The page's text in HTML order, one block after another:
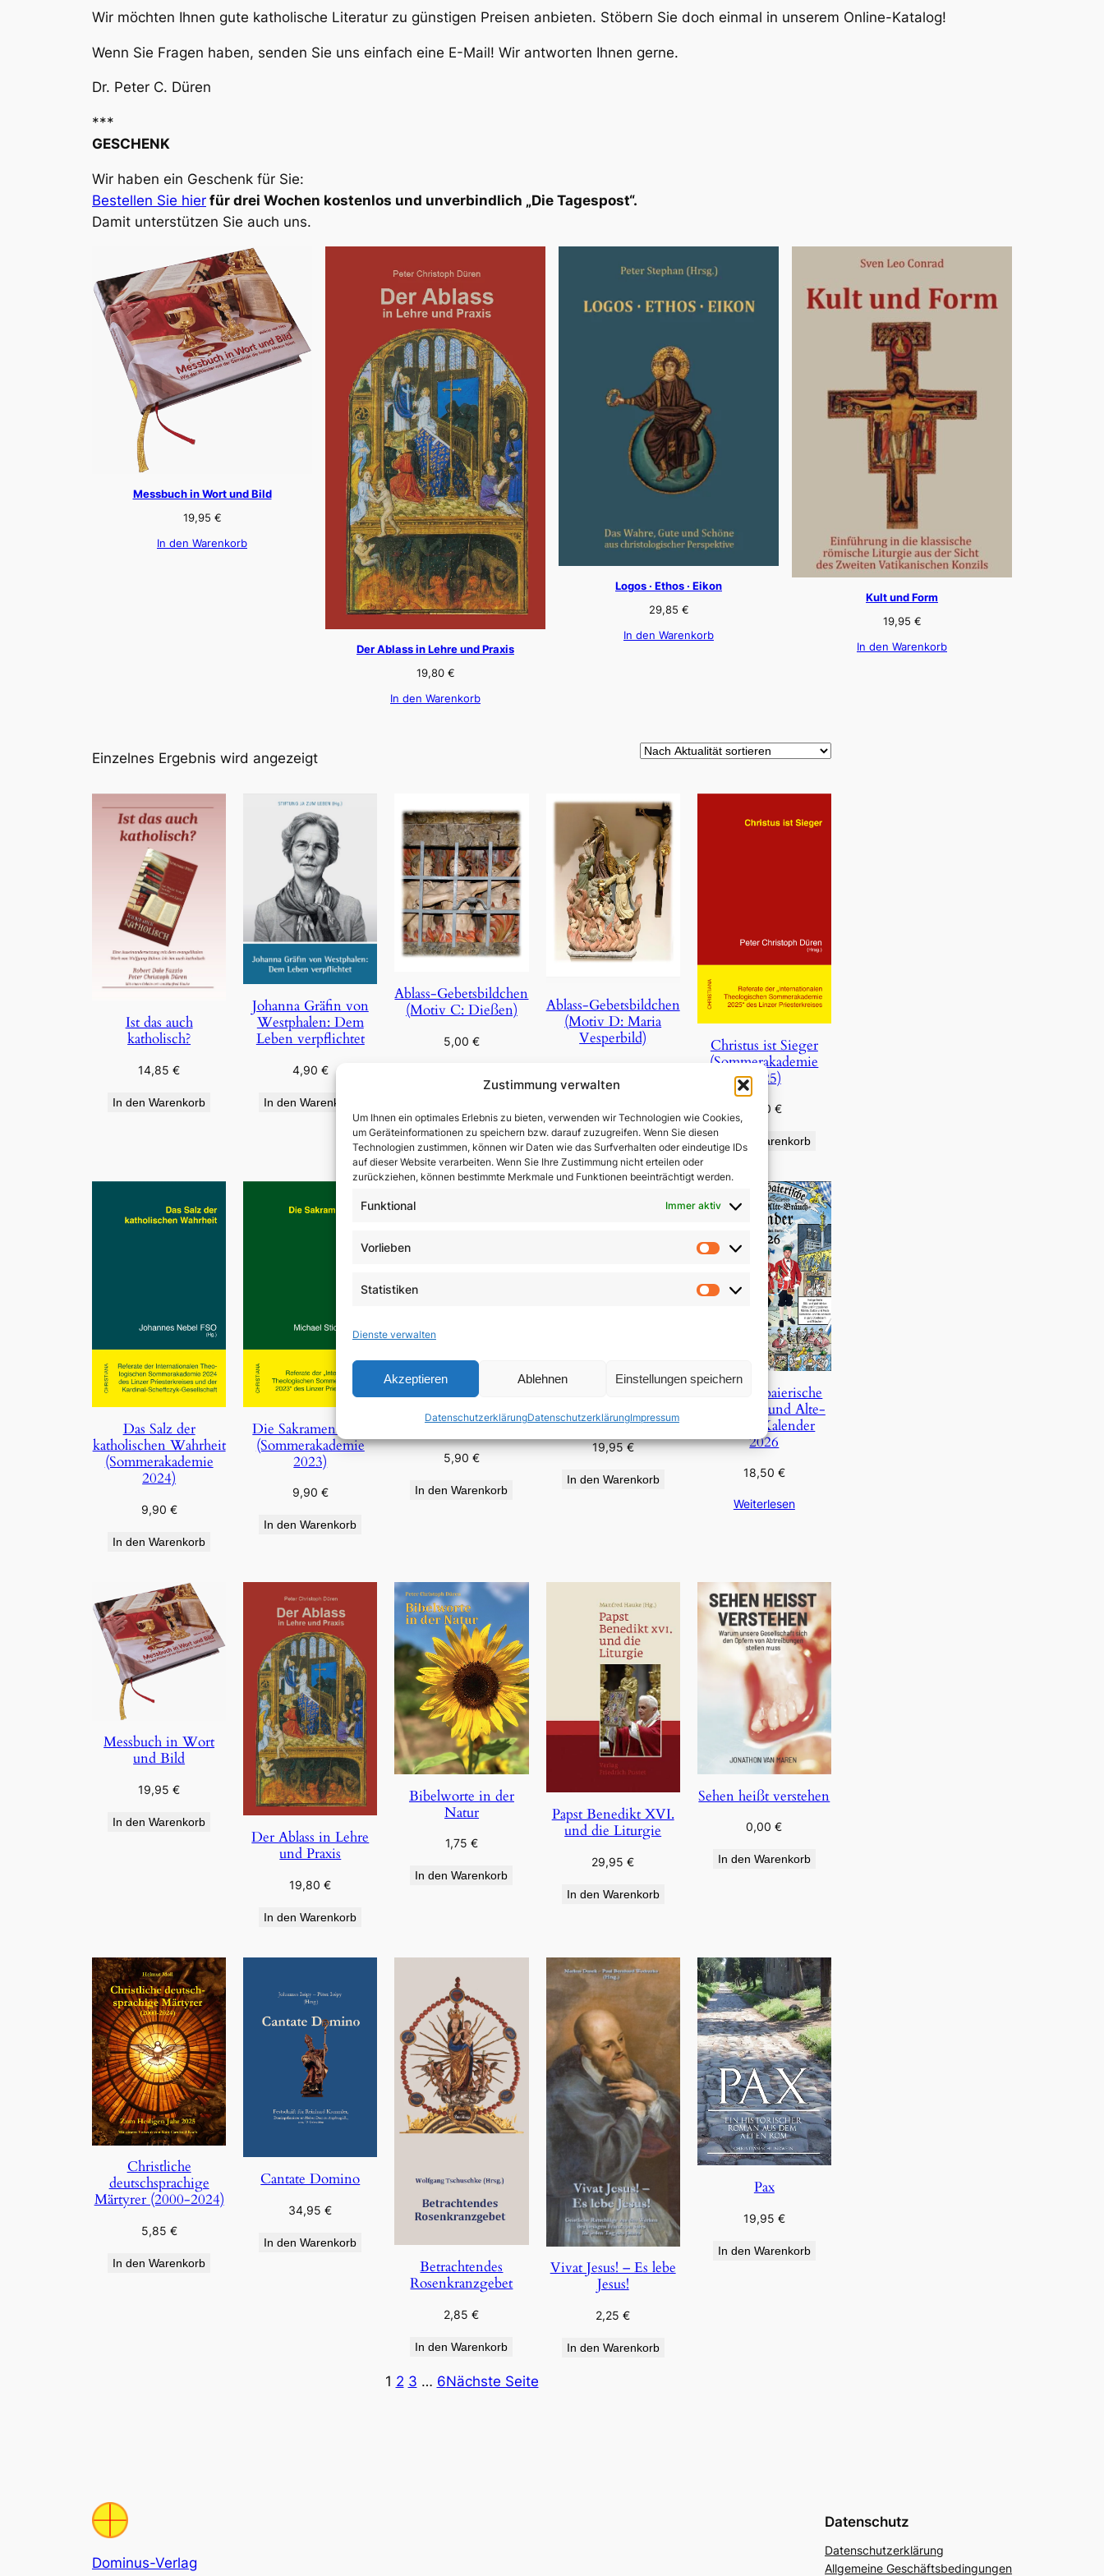
Zustimmung verwalten
Um Ihnen ein optimales Erlebnis zu bieten, verwenden wir Technologien wie Cookies,
um Geräteinformationen zu speichern bzw. darauf zuzugreifen. Wenn Sie diesen
Technologien zustimmen, können wir Daten wie das Surfverhalten oder eindeutige IDs
auf dieser Website verarbeiten. Wenn Sie Ihre Zustimmung nicht erteilen oder
zurückziehen, können bestimmte Merkmale und Funktionen beeinträchtigt werden.
Funktional Immer aktiv
Vorlieben
Vorlieben
Statistiken
Statistiken
Dienste verwalten
Akzeptieren Ablehnen Einstellungen speichern
DatenschutzerklärungDatenschutzerklärungImpressum
Wir möchten Ihnen gute katholische Literatur zu günstigen Preisen anbieten. Stöbern Sie doch einmal in unserem Online-Katalog!
Wenn Sie Fragen haben, senden Sie uns einfach eine E-Mail! Wir antworten Ihnen gerne.
Dr. Peter C. Düren
***
GESCHENK
Wir haben ein Geschenk für Sie:
Bestellen Sie hier für drei Wochen kostenlos und unverbindlich „Die Tagespost“.
Damit unterstützen Sie auch uns.
Messbuch in Wort und Bild
19,95 €
In den Warenkorb
Der Ablass in Lehre und Praxis
19,80 €
In den Warenkorb
Logos · Ethos · Eikon
29,85 €
In den Warenkorb
Kult und Form
19,95 €
In den Warenkorb
Einzelnes Ergebnis wird angezeigt
Ist das auch
katholisch?
14,85€
In den Warenkorb
Johanna Gräfin von
Westphalen: Dem
Leben verpflichtet
4,90 €
In den Warenkorb
Ablass-Gebetsbildchen
(Motiv C: Dießen)
5,00 €
Ablass-Gebetsbildchen
(Motiv D: Maria
Vesperbild)
Christus ist Sieger
(Sommerakademie
2025)
9,90€
In den Warenkorb
Das Salz der
katholischen Wahrheit
(Sommerakademie
2024)
9,90 €
In den Warenkorb
Die Sakramentalien
(Sommerakademie
2023)
9,90 €
In den Warenkorb
Das Evangelium
anders verkünden
5,90 €
In den Warenkorb
Himmel und Erde
19,95€
In den Warenkorb
Der Oberbaierische
Fest-Täg- und Alte-
Bräuch-Kalender
2026
18,50 €
Weiterlesen
Messbuch in Wort
und Bild
19,95€
In den Warenkorb
Der Ablass in Lehre
und Praxis
19,80€
In den Warenkorb
Bibelworte in der
Natur
1,75 €
In den Warenkorb
Papst Benedikt XVI.
und die Liturgie
29,95€
In den Warenkorb
Sehen heißt verstehen
0,00€
In den Warenkorb
Christliche
deutschsprachige
Märtyrer (2000-2024)
5,85 €
In den Warenkorb
Cantate Domino
34,95€
In den Warenkorb
Betrachtendes
Rosenkranzgebet
2,85€
In den Warenkorb
Vivat Jesus! – Es lebe
Jesus!
2,25€
In den Warenkorb
Pax
19,95 €
In den Warenkorb
1 2 3 … 6Nächste Seite
Dominus-Verlag
Datenschutz
Datenschutzerklärung
Allgemeine Geschäftsbedingungen